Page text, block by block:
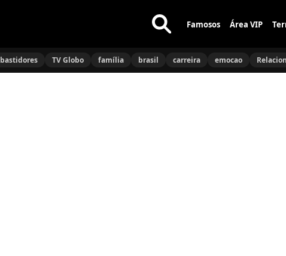
Buscar
no
Famosos Área VIP
bastidores TV Globo família brasil carreira emocao